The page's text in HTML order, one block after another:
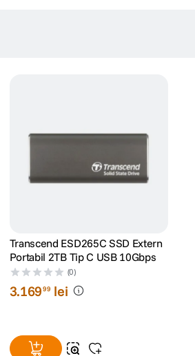
Transcend ESD265C SSD Extern
Portabil 2TB Tip C USB 10Gbps
(0)
3.16999 lei